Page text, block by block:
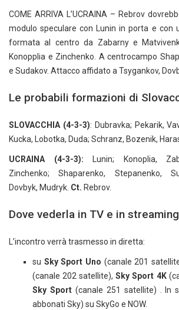
COME ARRIVA L’UCRAINA – Rebrov
modulo speculare con Lunin in porta e con
formata al centro da Zabarny e
Konopplia e Zinchenko. A centrocampo
e Sudakov. Attacco affidato a Tsygankov,
Le probabili formazioni di
SLOVACCHIA (4-3-3): Dubravka; Pekarik,
Kucka, Lobotka, Duda; Schranz, Bozenik,
UCRAINA (4-3-3): Lunin; Konoplia,
Zinchenko; Shaparenko, Stepanenko,
Dovbyk, Mudryk. Ct. Rebrov.
Dove vederla in TV e in streaming
L’incontro verrà trasmesso in diretta:
su Sky Sport Uno (canale 201
(canale 202 satellite),Sky Sport 4K
Sky Sport(canale 251 satellite) . In
abbonati Sky) su SkyGo e NOW.